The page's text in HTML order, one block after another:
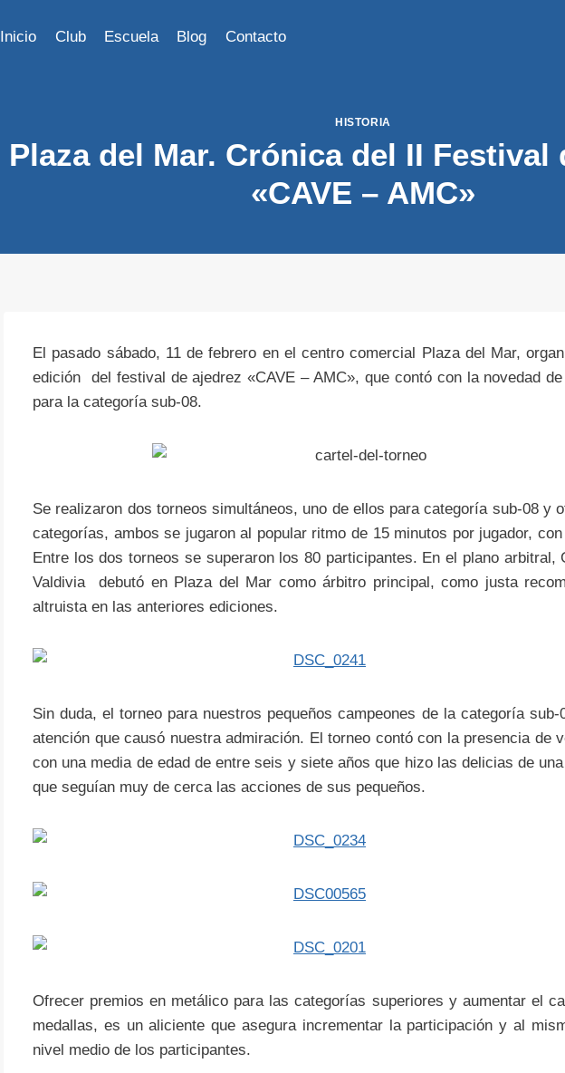
Inicio Club Escuela Blog Contacto
HISTORIA
Plaza del Mar. Crónica del II Festival
«CAVE – AMC»
El pasado sábado, 11 de febrero en el centro comercial Plaza del Mar,
edición del festival de ajedrez «CAVE – AMC», que contó con la novedad
para la categoría sub-08.
Se realizaron dos torneos simultáneos, uno de ellos para categoría sub-08 y
categorías, ambos se jugaron al popular ritmo de 15 minutos por jugador,
Entre los dos torneos se superaron los 80 participantes. En el plano arbitral,
Valdivia debutó en Plaza del Mar como árbitro principal, como justa
altruista en las anteriores ediciones.
Sin duda, el torneo para nuestros pequeños campeones de la categoría
atención que causó nuestra admiración. El torneo contó con la presencia de
con una media de edad de entre seis y siete años que hizo las delicias de
que seguían muy de cerca las acciones de sus pequeños.
Ofrecer premios en metálico para las categorías superiores y aumentar el
medallas, es un aliciente que asegura incrementar la participación y al
nivel medio de los participantes.